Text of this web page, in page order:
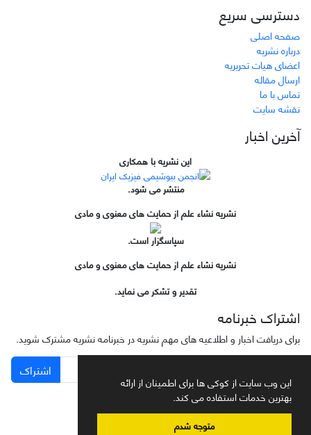
این وب سایت از کوکی ها برای اطمینان از ارائه
بهترین خدمات استفاده می کند.
متوجه شدم
دسترسی سریع
صفحه اصلی
درباره نشریه
اعضای هیات تحریریه
ارسال مقاله
تماس با ما
نقشه سایت
آخرین اخبار
این نشریه با همکاری
منتشر می شود.
نشریه نشاء علم از حمایت های معنوی و مادی
سپاسگزار است.
نشریه نشاء علم از حمایت های معنوی و مادی
تقدیر و تشکر می نماید.
اشتراک خبرنامه
برای دریافت اخبار و اطلاعیه های مهم نشریه در خبرنامه نشریه مشترک شوید.
اشتراک